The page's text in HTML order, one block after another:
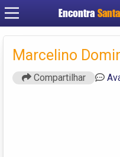
Encontra
Marcelino
Compartilhar